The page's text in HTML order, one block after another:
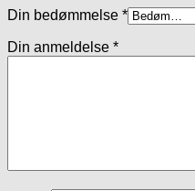
Din bedømmelse *
Din anmeldelse *